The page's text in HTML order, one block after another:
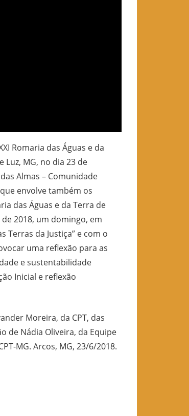
Romaria das Águas e da
Luz, MG, no dia 23 de
Almas – Comunidade
envolve também os
das Águas e da Terra de
2018, um domingo, em
Terras da Justiça” e com o
uma reflexão para as
e sustentabilidade
Inicial e reflexão
Moreira, da CPT, das
de Nádia Oliveira, da Equipe
MG. Arcos, MG, 23/6/2018.